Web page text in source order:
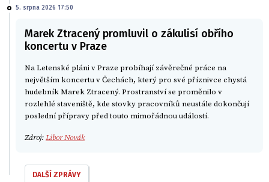
5. srpna 2026 17:50
Marek Ztracený promluvil o zákulisí obřího
koncertu v Praze
Na Letenské pláni v Praze probíhají závěrečné práce na
největším koncertu v Čechách, který pro své příznivce chystá
hudebník Marek Ztracený. Prostranství se proměnilo v
rozlehlé staveniště, kde stovky pracovníků neustále dokončují
poslední přípravy před touto mimořádnou událostí.
Zdroj:Libor Novák
DALŠÍ ZPRÁVY